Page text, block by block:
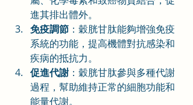
進其排出體外。
免疫調節 ：穀胱甘肽能夠增強免疫
系統的功能，提高機體對抗感染和
疾病的抵抗力。
促進代謝：穀胱甘肽參與多種代謝
過程，幫助維持正常的細胞功能和
能量代謝。